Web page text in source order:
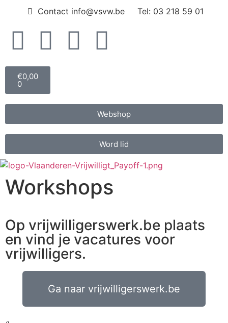
Contact info@vsvw.be Tel: 03 218 59 01
€0,00
0
Webshop
Word lid
Workshops
Op vrijwilligerswerk.be plaats
en vind je vacatures voor
vrijwilligers.
Ga naar vrijwilligerswerk.be